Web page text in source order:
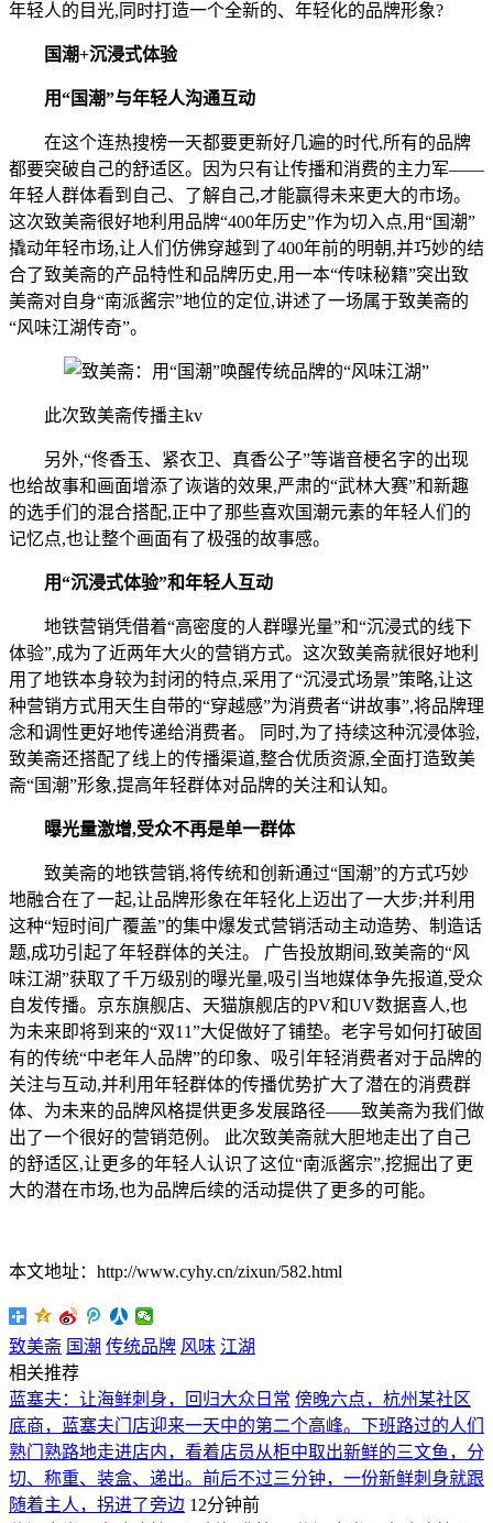
年轻人的目光,同时打造一个全新的、年轻化的品牌形象?
国潮+沉浸式体验
用“国潮”与年轻人沟通互动
在这个连热搜榜一天都要更新好几遍的时代,所有的品牌
都要突破自己的舒适区。因为只有让传播和消费的主力军——
年轻人群体看到自己、了解自己,才能赢得未来更大的市场。
这次致美斋很好地利用品牌“400年历史”作为切入点,用“国潮”
撬动年轻市场,让人们仿佛穿越到了400年前的明朝,并巧妙的结
合了致美斋的产品特性和品牌历史,用一本“传味秘籍”突出致
美斋对自身“南派酱宗”地位的定位,讲述了一场属于致美斋的
“风味江湖传奇”。
此次致美斋传播主kv
另外,“佟香玉、紧衣卫、真香公子”等谐音梗名字的出现
也给故事和画面增添了诙谐的效果,严肃的“武林大赛”和新趣
的选手们的混合搭配,正中了那些喜欢国潮元素的年轻人们的
记忆点,也让整个画面有了极强的故事感。
用“沉浸式体验”和年轻人互动
地铁营销凭借着“高密度的人群曝光量”和“沉浸式的线下
体验”,成为了近两年大火的营销方式。这次致美斋就很好地利
用了地铁本身较为封闭的特点,采用了“沉浸式场景”策略,让这
种营销方式用天生自带的“穿越感”为消费者“讲故事”,将品牌理
念和调性更好地传递给消费者。 同时,为了持续这种沉浸体验,
致美斋还搭配了线上的传播渠道,整合优质资源,全面打造致美
斋“国潮”形象,提高年轻群体对品牌的关注和认知。
曝光量激增,受众不再是单一群体
致美斋的地铁营销,将传统和创新通过“国潮”的方式巧妙
地融合在了一起,让品牌形象在年轻化上迈出了一大步;并利用
这种“短时间广覆盖”的集中爆发式营销活动主动造势、制造话
题,成功引起了年轻群体的关注。 广告投放期间,致美斋的“风
味江湖”获取了千万级别的曝光量,吸引当地媒体争先报道,受众
自发传播。京东旗舰店、天猫旗舰店的PV和UV数据喜人,也
为未来即将到来的“双11”大促做好了铺垫。老字号如何打破固
有的传统“中老年人品牌”的印象、吸引年轻消费者对于品牌的
关注与互动,并利用年轻群体的传播优势扩大了潜在的消费群
体、为未来的品牌风格提供更多发展路径——致美斋为我们做
出了一个很好的营销范例。 此次致美斋就大胆地走出了自己
的舒适区,让更多的年轻人认识了这位“南派酱宗”,挖掘出了更
大的潜在市场,也为品牌后续的活动提供了更多的可能。
本文地址：http://www.cyhy.cn/zixun/582.html
致美斋 国潮 传统品牌 风味 江湖
相关推荐
蓝塞夫：让海鲜刺身，回归大众日常 傍晚六点，杭州某社区
底商，蓝塞夫门店迎来一天中的第二个高峰。下班路过的人们
熟门熟路地走进店内，看着店员从柜中取出新鲜的三文鱼，分
切、称重、装盒、递出。前后不过三分钟，一份新鲜刺身就跟
随着主人，拐进了旁边 12分钟前